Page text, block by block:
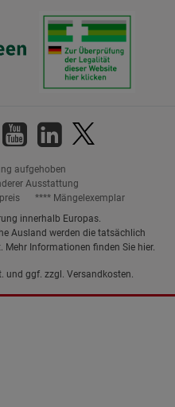
aufgehoben
Ausstattung
**** Mängelexemplar
innerhalb Europas.
Ausland werden die tatsächlich
Mehr Informationen finden Sie hier.
und ggf. zzgl. Versandkosten.